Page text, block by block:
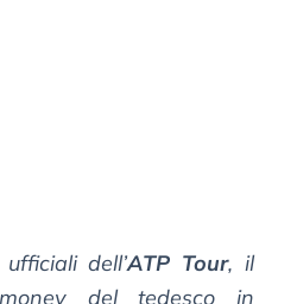
dell’ATP Tour, il
del tedesco in